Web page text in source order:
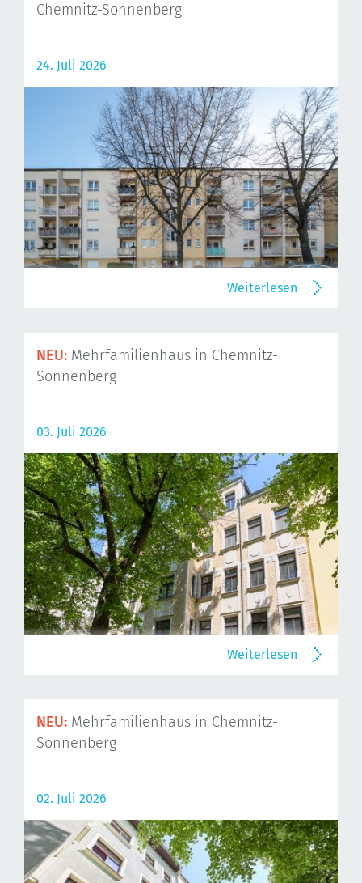
Chemnitz-Sonnenberg
24. Juli 2026
Weiterlesen
NEU: Mehrfamilienhaus in Chemnitz-
Sonnenberg
03. Juli 2026
Weiterlesen
NEU: Mehrfamilienhaus in Chemnitz-
Sonnenberg
02. Juli 2026